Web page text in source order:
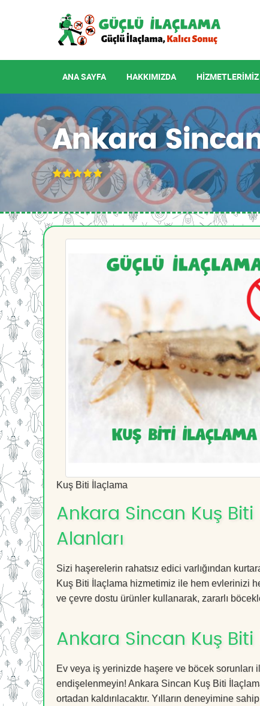
ANA SAYFA HAKKIMIZDA HIZMETLERIMIZ
Ankara
Kuş Biti İlaçlama
Ankara Sincan Kuş Biti
Alanları
Sizi haşerelerin rahatsız edici varlığından
Kuş Biti İlaçlama hizmetimiz ile hem evlerinizi
ve çevre dostu ürünler kullanarak, zararlı
Ankara Sincan Kuş
Ev veya iş yerinizde haşere ve böcek
endişelenmeyin! Ankara Sincan Kuş Biti
ortadan kaldırılacaktır. Yılların deneyimine